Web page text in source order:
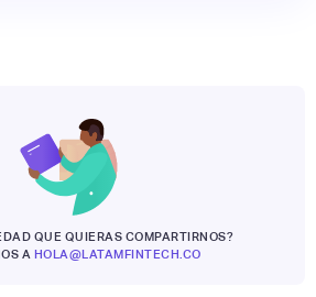
QUE QUIERAS COMPARTIRNOS?
A HOLA@LATAMFINTECH.CO